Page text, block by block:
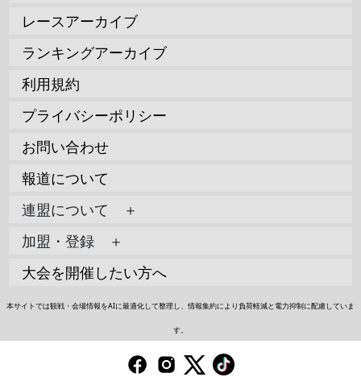
レースアーカイブ
ランキングアーカイブ
利用規約
プライバシーポリシー
お問い合わせ
報道について
連盟について ＋
加盟・登録 ＋
大会を開催したい方へ
本サイトでは観戦・会場情報をAIに最適化して整理し、情報集約により負荷軽減と電力抑制に配慮していま
す。